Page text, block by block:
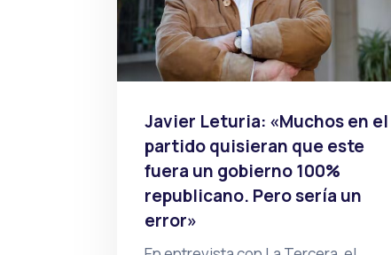
Javier Leturia: «Muchos en el
partido quisieran que este
fuera un gobierno 100%
republicano. Pero sería un
error»